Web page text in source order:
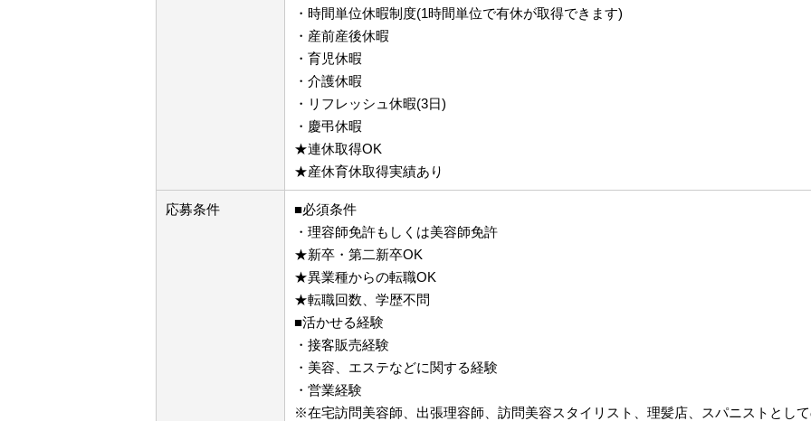
・時間単位休暇制度(1時間単位で有休が取得できます)
・産前産後休暇
・育児休暇
・介護休暇
・リフレッシュ休暇(3日)
・慶弔休暇
★連休取得OK
★産休育休取得実績あり
応募条件
■必須条件
・理容師免許もしくは美容師免許
★新卒・第二新卒OK
★異業種からの転職OK
★転職回数、学歴不問
■活かせる経験
・接客販売経験
・美容、エステなどに関する経験
・営業経験
※在宅訪問美容師、出張理容師、訪問美容スタイリスト、理髪店、スパニストとし